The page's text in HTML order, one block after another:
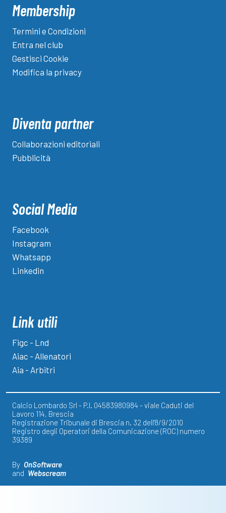
Membership
Termini e Condizioni
Entra nel club
Gestisci Cookie
Modifica la privacy
Diventa partner
Collaborazioni editoriali
Pubblicità
Social Media
Facebook
Instagram
Whatsapp
Linkedin
Link utili
Figc - Lnd
Aiac - Allenatori
Aia - Arbitri
Calcio Lombardo Srl - P.I. 04583980984 - viale Caduti del
Lavoro 114, Brescia
Registrazione Tribunale di Brescia n. 32 dell'8/9/2010
Registro degli Operatori della Comunicazione (ROC) numero
39389
By OnSoftware
and Webscream